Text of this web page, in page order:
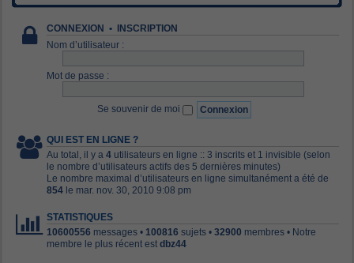
CONNEXION • INSCRIPTION
Nom d’utilisateur :
Mot de passe :
Se souvenir de moi
QUI EST EN LIGNE ?
Au total, il y a 4 utilisateurs en ligne :: 3 inscrits et 1 invisible (selon
le nombre d’utilisateurs actifs des 5 dernières minutes)
Le nombre maximal d’utilisateurs en ligne simultanément a été de
854 le mar. nov. 30, 2010 9:08 pm
STATISTIQUES
10600556 messages • 100816 sujets • 32900 membres • Notre
membre le plus récent est dbz44